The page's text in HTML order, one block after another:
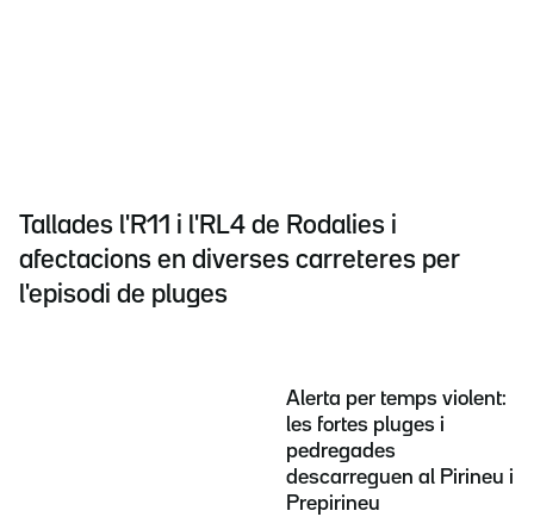
Tallades l'R11 i l'RL4 de Rodalies i
afectacions en diverses carreteres per
l'episodi de pluges
Alerta per temps violent:
les fortes pluges i
pedregades
descarreguen al Pirineu i
Prepirineu